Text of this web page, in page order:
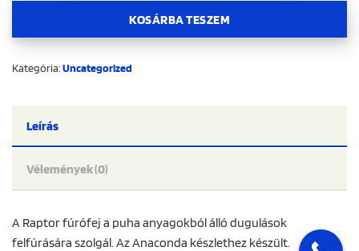
KOSÁRBA TESZEM
Kategória:Uncategorized
Leírás
Vélemények (0)
A Raptor fúrófej a puha anyagokból álló dugulások
felfúrására szolgál. Az Anaconda készlethez készült.